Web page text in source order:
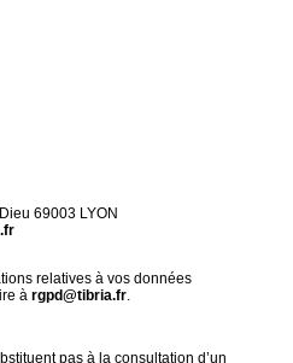
69003 LYON
relatives à vos données
à rgpd@tibria.fr.
pas à la consultation d’un